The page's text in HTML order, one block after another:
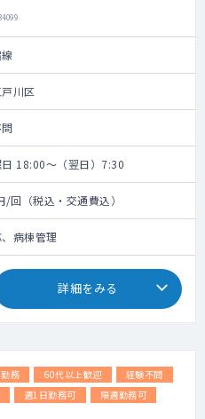
川区
18:00～（翌日）7:30
回（税込・交通費込）
病棟管理
詳細をみる
務 60代以上歓迎
経験不問
週1日勤務可
隔週勤務可